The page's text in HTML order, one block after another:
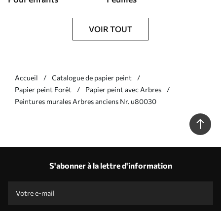
VOIR TOUT
Accueil
Catalogue de papier peint
Papier peint Forêt
Papier peint avec Arbres
Peintures murales Arbres anciens Nr. u80030
S'abonner à la lettre d'information